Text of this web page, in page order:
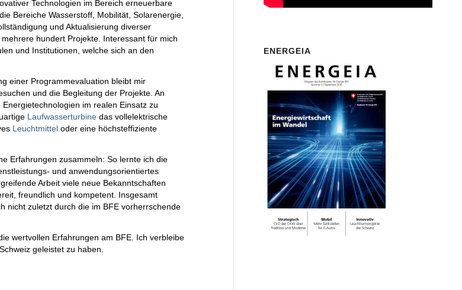
Technologien im Bereich erneuerbare
Bereiche Wasserstoff, Mobilität, Solarenergie,
und Aktualisierung diverser
hundert Projekte. Interessant für mich
und Institutionen, welche sich an den
einer Programmevaluation bleibt mir
und die Begleitung der Projekte. An
im realen Einsatz zu
Laufwasserturbine das vollelektrische
Leuchtmittel oder eine höchsteffiziente
Erfahrungen zusammeln: So lernte ich die
und anwendungsorientiertes
Arbeit viele neue Bekanntschaften
freundlich und kompetent. Insgesamt
nicht zuletzt durch die im BFE vorherrschende
wertvollen Erfahrungen am BFE. Ich verbleibe
geleistet zu haben.
ENERGEIA